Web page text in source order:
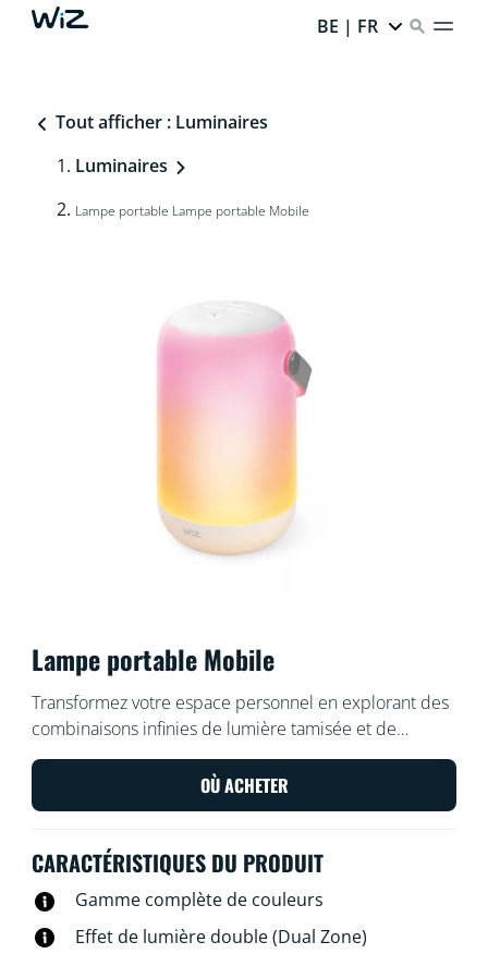
BE | FR
Tout afficher : Luminaires
Luminaires
Lampe portable Lampe portable Mobile
Lampe portable Mobile
Transformez votre espace personnel en explorant des
combinaisons infinies de lumière tamisée et de
dégradés colorés. Bénéficiez d'une lumière LED
mobile partout à l'intérieur ou même à l'extérieur de
votre maison, et rendez votre coin détente vraiment
OÙ ACHETER
CARACTÉRISTIQUES DU PRODUIT
Gamme complète de couleurs
Effet de lumière double (Dual Zone)